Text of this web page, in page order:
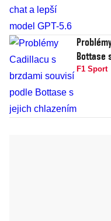
Bottase
F1 Sport